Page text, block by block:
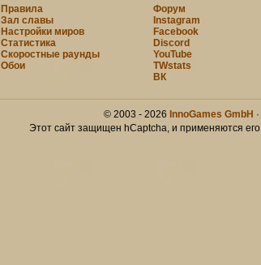
Правила
Зал славы
Настройки миров
Статистика
Скоростные раунды
Обои
Форум
Instagram
Facebook
Discord
YouTube
TWstats
ВК
© 2003 - 2026 InnoGames GmbH ·
Этот сайт защищен hCaptcha, и применяются его